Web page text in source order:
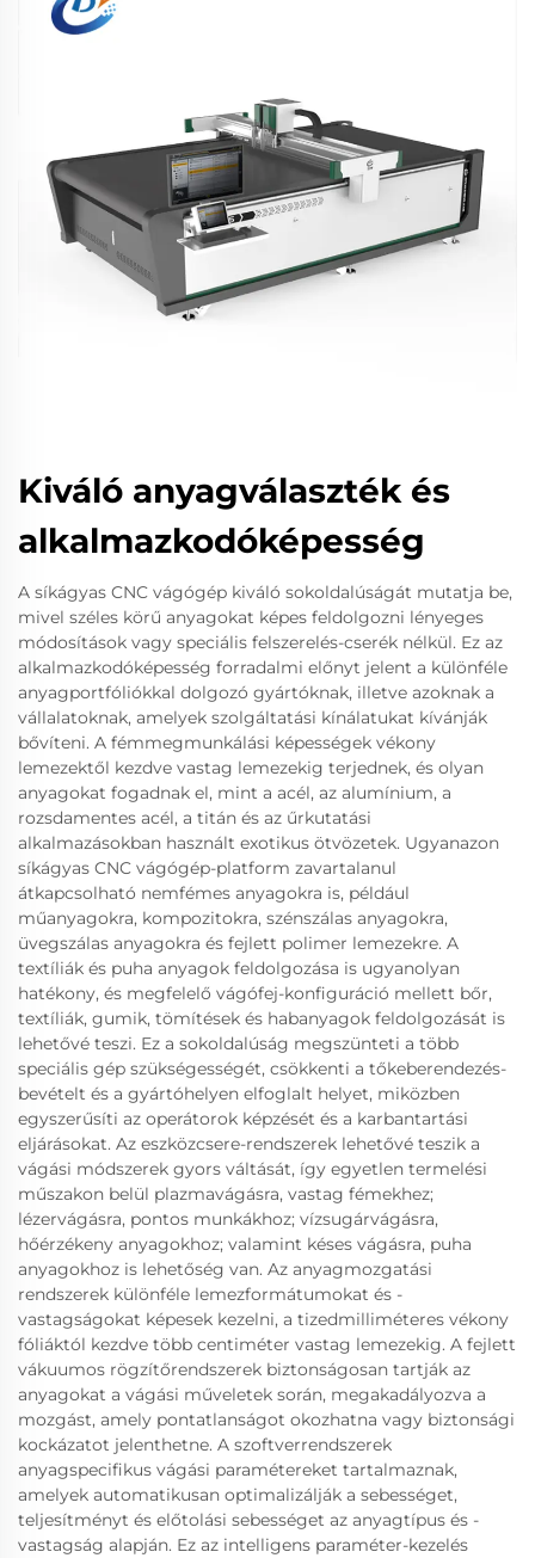
Kiváló anyagválaszték és
alkalmazkodóképesség
A síkágyas CNC vágógép kiváló sokoldalúságát mutatja be,
mivel széles körű anyagokat képes feldolgozni lényeges
módosítások vagy speciális felszerelés-cserék nélkül. Ez az
alkalmazkodóképesség forradalmi előnyt jelent a különféle
anyagportfóliókkal dolgozó gyártóknak, illetve azoknak a
vállalatoknak, amelyek szolgáltatási kínálatukat kívánják
bővíteni. A fémmegmunkálási képességek vékony
lemezektől kezdve vastag lemezekig terjednek, és olyan
anyagokat fogadnak el, mint a acél, az alumínium, a
rozsdamentes acél, a titán és az űrkutatási
alkalmazásokban használt exotikus ötvözetek. Ugyanazon
síkágyas CNC vágógép-platform zavartalanul
átkapcsolható nemfémes anyagokra is, például
műanyagokra, kompozitokra, szénszálas anyagokra,
üvegszálas anyagokra és fejlett polimer lemezekre. A
textíliák és puha anyagok feldolgozása is ugyanolyan
hatékony, és megfelelő vágófej-konfiguráció mellett bőr,
textíliák, gumik, tömítések és habanyagok feldolgozását is
lehetővé teszi. Ez a sokoldalúság megszünteti a több
speciális gép szükségességét, csökkenti a tőkeberendezés-
bevételt és a gyártóhelyen elfoglalt helyet, miközben
egyszerűsíti az operátorok képzését és a karbantartási
eljárásokat. Az eszközcsere-rendszerek lehetővé teszik a
vágási módszerek gyors váltását, így egyetlen termelési
műszakon belül plazmavágásra, vastag fémekhez;
lézervágásra, pontos munkákhoz; vízsugárvágásra,
hőérzékeny anyagokhoz; valamint késes vágásra, puha
anyagokhoz is lehetőség van. Az anyagmozgatási
rendszerek különféle lemezformátumokat és -
vastagságokat képesek kezelni, a tizedmilliméteres vékony
fóliáktól kezdve több centiméter vastag lemezekig. A fejlett
vákuumos rögzítőrendszerek biztonságosan tartják az
anyagokat a vágási műveletek során, megakadályozva a
mozgást, amely pontatlanságot okozhatna vagy biztonsági
kockázatot jelenthetne. A szoftverrendszerek
anyagspecifikus vágási paramétereket tartalmaznak,
amelyek automatikusan optimalizálják a sebességet,
teljesítményt és előtolási sebességet az anyagtípus és -
vastagság alapján. Ez az intelligens paraméter-kezelés